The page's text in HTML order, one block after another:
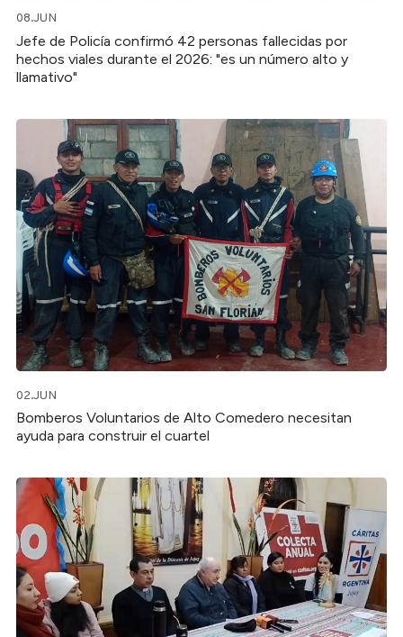
08.JUN
Jefe de Policía confirmó 42 personas fallecidas por
hechos viales durante el 2026: "es un número alto y
llamativo"
02.JUN
Bomberos Voluntarios de Alto Comedero necesitan
ayuda para construir el cuartel